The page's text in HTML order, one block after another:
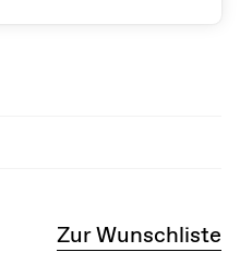
Zur Wunschliste